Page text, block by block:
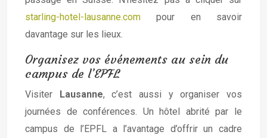
starling-hotel-lausanne.com pour en savoir
davantage sur les lieux.
Organisez vos événements au sein du
campus de l’EPFL
Visiter Lausanne, c’est aussi y organiser vos
journées de conférences. Un hôtel abrité par le
campus de l’EPFL a l’avantage d’offrir un cadre